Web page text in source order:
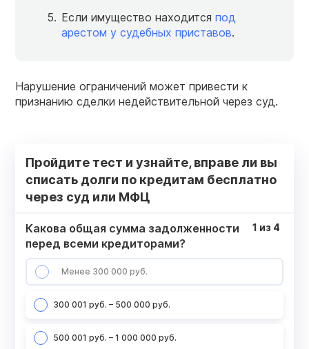
Если имущество находится под
арестом у судебных приставов.
Нарушение ограничений может привести к
признанию сделки недействительной через суд.
Пройдите тест и узнайте, вправе ли вы
списать долги по кредитам бесплатно
через суд или МФЦ
Какова общая сумма задолженности
перед всеми кредиторами?
Менее 300 000 руб.
300 001 руб. – 500 000 руб.
500 001 руб. – 1 000 000 руб.
1 из 4